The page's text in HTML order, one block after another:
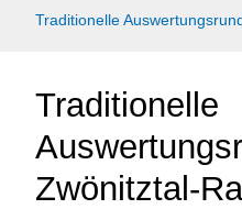
Traditionelle
Traditionelle
Zwönitztal-